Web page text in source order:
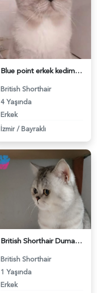
Blue point erkek kedimize dişi eş arıyoruz - 118984655
British Shorthair
4 Yaşında
Erkek
İzmir / Bayraklı
British Shorthair Duma Eş Arıyorum - 118984650
British Shorthair
1 Yaşında
Erkek